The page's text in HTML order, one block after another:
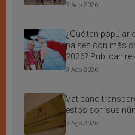
7 Ago 2026
¿Qué tan popular
países con más
2026? Publican
9 Ago 2026
Vaticano
estos son sus
7 Ago 2026